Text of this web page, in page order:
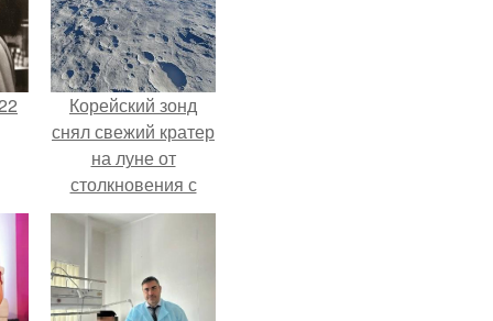
Корейский зонд
снял свежий кратер
на луне от
столкновения с
обломком Falcon 9.